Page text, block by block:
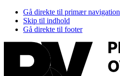
Gå direkte til primær navigation
Skip til indhold
Gå direkte til footer